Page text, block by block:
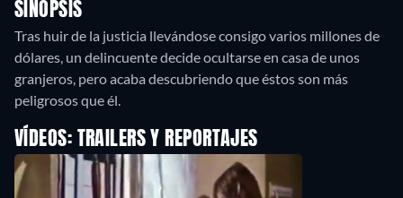
SINOPSIS
Tras huir de la justicia llevándose consigo varios millones de
dólares, un delincuente decide ocultarse en casa de unos
granjeros, pero acaba descubriendo que éstos son más
peligrosos que él.
VÍDEOS: TRAILERS Y REPORTAJES